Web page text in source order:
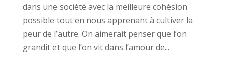
dans une société avec la meilleure cohésion
possible tout en nous apprenant à cultiver la
peur de l’autre. On aimerait penser que l’on
grandit et que l’on vit dans l’amour de...